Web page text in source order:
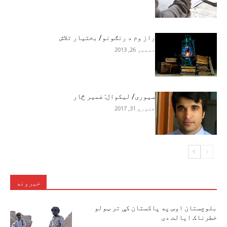
راز وم د رنګونو/ بختیار تلاش
دسمبر 26, 2013
سيوری/ ليکوال: ضمير څار
جنوري 31, 2017
خبرونه
بلوچستان اوس په پاکستان کې تر ټولو
خطرناک ایالت دی